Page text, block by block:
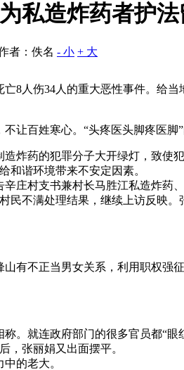
私造炸药者护
者：佚名 - 小 + 大
8人伤34人的重大恶性事件。给
让百姓寒心。“头疼医头脚疼医脚”
炸药的犯罪分子大开绿灯，致
和谐环境带来不安定因素。
辛庄村支书兼村长马胜江私造炸
民不满处理结果，继续上访反映
有不正当男女关系，利用职权
。就连政府部门的很多官员都“
，张丽娟又出面摆平。
的老大。